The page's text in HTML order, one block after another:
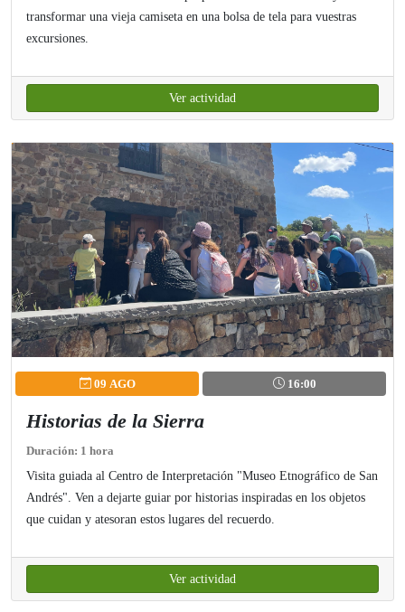
transformar una vieja camiseta en una bolsa de tela para vuestras
excursiones.
Ver actividad
09 AGO 16:00
Historias de la Sierra
Duración: 1 hora
Visita guiada al Centro de Interpretación "Museo Etnográfico de San
Andrés". Ven a dejarte guiar por historias inspiradas en los objetos
que cuidan y atesoran estos lugares del recuerdo.
Ver actividad